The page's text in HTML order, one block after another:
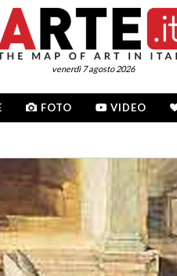
venerdì 7 agosto 2026
FOTO VIDEO